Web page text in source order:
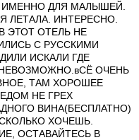
ДЛЯ МАЛЫШЕЙ.
ЛЕТАЛА. ИНТЕРЕСНО.
ЭТОТ ОТЕЛЬ НЕ
С РУССКИМИ
ИСКАЛИ ГДЕ
ОЧЕНЬ
ТАМ ХОРОШЕЕ
НЕ ГРЕХ
ВИНА(БЕСПЛАТНО)
ХОЧЕШЬ.
ОСТАВАЙТЕСЬ В